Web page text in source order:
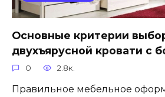
Основные критерии
двухъярусной кровати с
0 2.8к.
Правильное мебельное